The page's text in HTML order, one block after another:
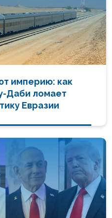
империю: как
Даби ломает
Евразии